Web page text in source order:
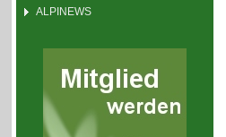
ALPINEWS